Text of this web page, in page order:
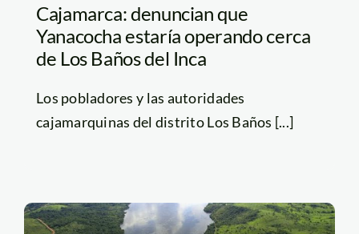
Cajamarca: denuncian que
Yanacocha estaría operando cerca
de Los Baños del Inca
Los pobladores y las autoridades
cajamarquinas del distrito Los Baños [...]